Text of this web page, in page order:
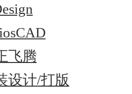
飞腾
设计/打版